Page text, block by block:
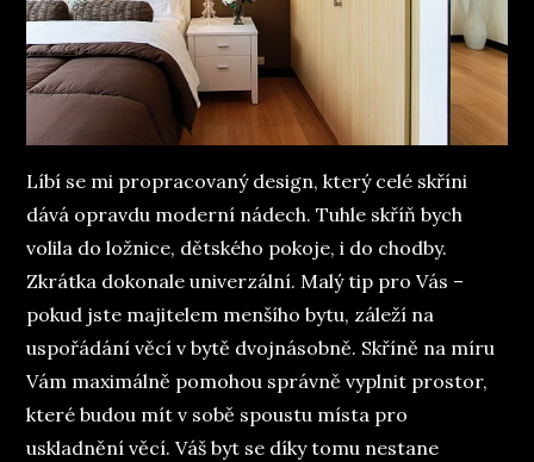
Líbí se mi propracovaný design, který celé skříni
dává opravdu moderní nádech. Tuhle skříň bych
volila do ložnice, dětského pokoje, i do chodby.
Zkrátka dokonale univerzální. Malý tip pro Vás –
pokud jste majitelem menšího bytu, záleží na
uspořádání věcí v bytě dvojnásobně. Skříně na míru
Vám maximálně pomohou správně vyplnit prostor,
které budou mít v sobě spoustu místa pro
uskladnění věcí. Váš byt se díky tomu nestane